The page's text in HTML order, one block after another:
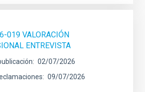
019 VALORACIÓN
ENTREVISTA
02/07/2026
09/07/2026